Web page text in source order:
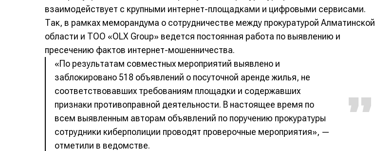
взаимодействует с крупными интернет-площадками и цифровыми сервисами.
Так, в рамках меморандума о сотрудничестве между прокуратурой Алматинской
области и ТОО «OLX Group» ведется постоянная работа по выявлению и
пресечению фактов интернет-мошенничества.
«По результатам совместных мероприятий выявлено и
заблокировано 518 объявлений о посуточной аренде жилья, не
соответствовавших требованиям площадки и содержавших
признаки противоправной деятельности. В настоящее время по
всем выявленным авторам объявлений по поручению прокуратуры
сотрудники киберполиции проводят проверочные мероприятия», —
отметили в ведомстве.